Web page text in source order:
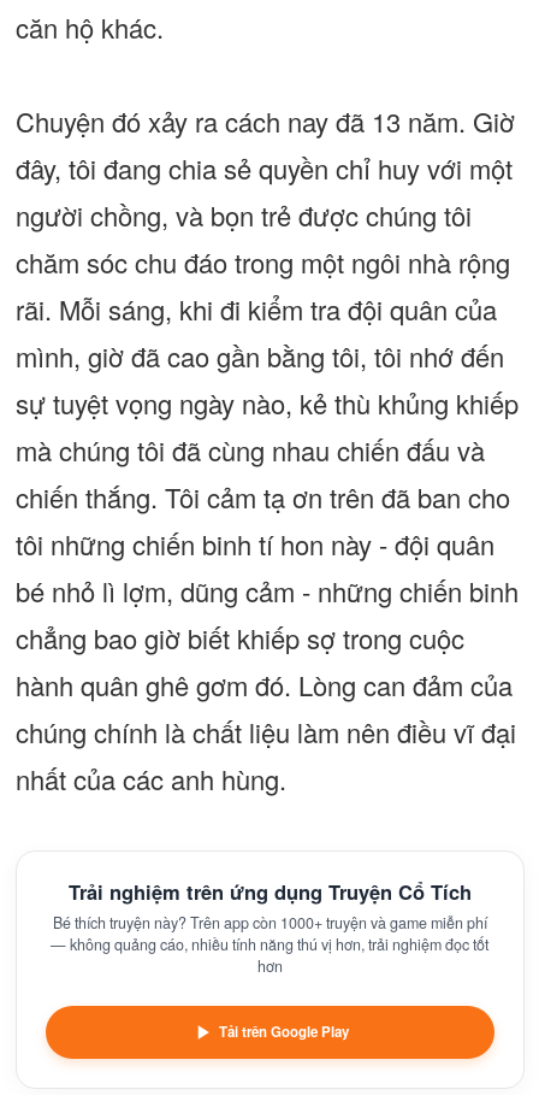
căn hộ khác.
Chuyện đó xảy ra cách nay đã 13 năm. Giờ
đây, tôi đang chia sẻ quyền chỉ huy với một
người chồng, và bọn trẻ được chúng tôi
chăm sóc chu đáo trong một ngôi nhà rộng
rãi. Mỗi sáng, khi đi kiểm tra đội quân của
mình, giờ đã cao gần bằng tôi, tôi nhớ đến
sự tuyệt vọng ngày nào, kẻ thù khủng khiếp
mà chúng tôi đã cùng nhau chiến đấu và
chiến thắng. Tôi cảm tạ ơn trên đã ban cho
tôi những chiến binh tí hon này - đội quân
bé nhỏ lì lợm, dũng cảm - những chiến binh
chẳng bao giờ biết khiếp sợ trong cuộc
hành quân ghê gơm đó. Lòng can đảm của
chúng chính là chất liệu làm nên điều vĩ đại
nhất của các anh hùng.
Trải nghiệm trên ứng dụng Truyện Cổ Tích
Bé thích truyện này? Trên app còn 1000+ truyện và game miễn phí
— không quảng cáo, nhiều tính năng thú vị hơn, trải nghiệm đọc tốt
hơn
Tải trên Google Play